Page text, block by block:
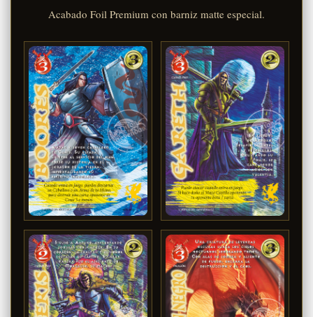
Acabado Foil Premium con barniz matte especial.